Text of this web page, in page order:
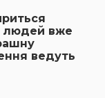
людей вже
ведуть